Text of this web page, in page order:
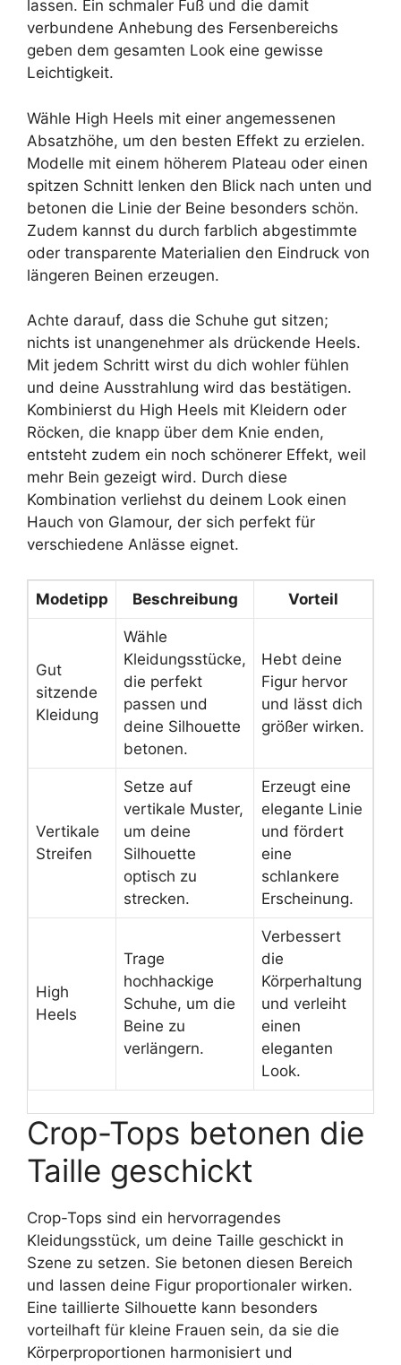
lassen. Ein schmaler Fuß und die damit
verbundene Anhebung des Fersenbereichs
geben dem gesamten Look eine gewisse
Leichtigkeit.
Wähle High Heels mit einer angemessenen
Absatzhöhe, um den besten Effekt zu erzielen.
Modelle mit einem höherem Plateau oder einen
spitzen Schnitt lenken den Blick nach unten und
betonen die Linie der Beine besonders schön.
Zudem kannst du durch farblich abgestimmte
oder transparente Materialien den Eindruck von
längeren Beinen erzeugen.
Achte darauf, dass die Schuhe gut sitzen;
nichts ist unangenehmer als drückende Heels.
Mit jedem Schritt wirst du dich wohler fühlen
und deine Ausstrahlung wird das bestätigen.
Kombinierst du High Heels mit Kleidern oder
Röcken, die knapp über dem Knie enden,
entsteht zudem ein noch schönerer Effekt, weil
mehr Bein gezeigt wird. Durch diese
Kombination verliehst du deinem Look einen
Hauch von Glamour, der sich perfekt für
verschiedene Anlässe eignet.
Modetipp Beschreibung Vorteil
Gut
sitzende
Kleidung
Wähle
Kleidungsstücke,
die perfekt
passen und
deine Silhouette
betonen.
Hebt deine
Figur hervor
und lässt dich
größer wirken.
Vertikale
Streifen
Setze auf
vertikale Muster,
um deine
Silhouette
optisch zu
strecken.
Erzeugt eine
elegante Linie
und fördert
eine
schlankere
Erscheinung.
High
Heels
Trage
hochhackige
Schuhe, um die
Beine zu
verlängern.
Verbessert
die
Körperhaltung
und verleiht
einen
eleganten
Look.
Crop-Tops betonen die
Taille geschickt
Crop-Tops sind ein hervorragendes
Kleidungsstück, um deine Taille geschickt in
Szene zu setzen. Sie betonen diesen Bereich
und lassen deine Figur proportionaler wirken.
Eine taillierte Silhouette kann besonders
vorteilhaft für kleine Frauen sein, da sie die
Körperproportionen harmonisiert und